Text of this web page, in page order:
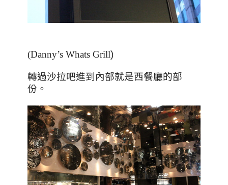
(Danny’s Whats Grill)
轉過沙拉吧進到內部就是西餐廳的部
份。